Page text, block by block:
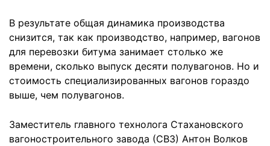
В результате общая динамика производства
снизится, так как производство, например, вагонов
для перевозки битума занимает столько же
времени, сколько выпуск десяти полувагонов. Но и
стоимость специализированных вагонов гораздо
выше, чем полувагонов.
Заместитель главного технолога Стахановского
вагоностроительного завода (СВЗ) Антон Волков